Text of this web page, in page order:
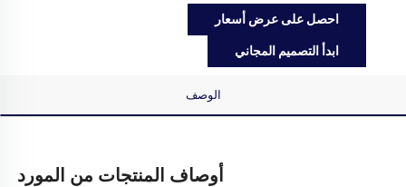
احصل على عرض أسعار
ابدأ التصميم المجاني
الوصف
أوصاف المنتجات من المورد